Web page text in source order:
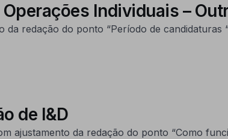
Individuais –
redação do ponto “Período de candidaturas
de I&D
ajustamento da redação do ponto “Como